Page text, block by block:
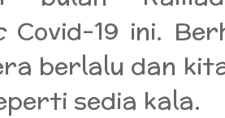
Covid-19 ini.
berlalu dan
sedia kala.